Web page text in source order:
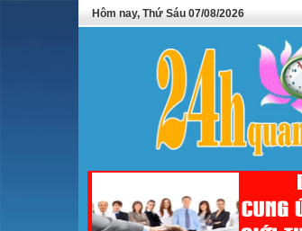
Hôm nay, Thứ Sáu 07/08/2026